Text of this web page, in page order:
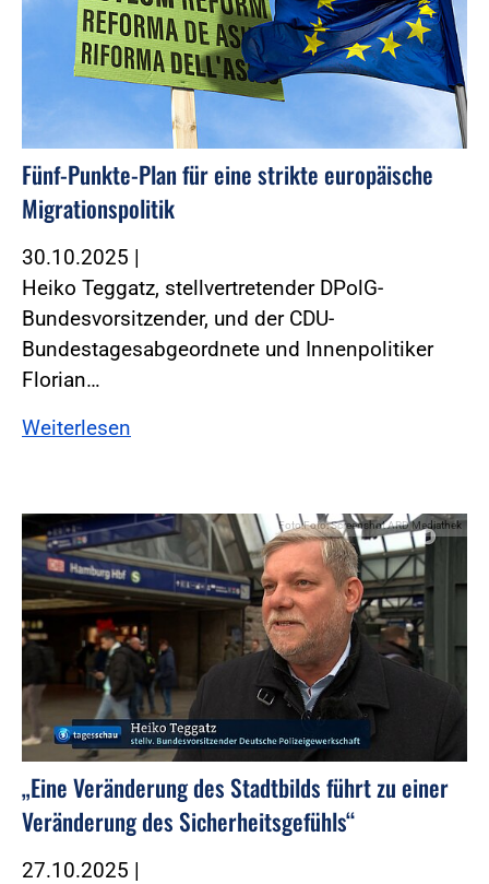
Fünf-Punkte-Plan für eine strikte europäische
Migrationspolitik
30.10.2025 |
Heiko Teggatz, stellvertretender DPolG-
Bundesvorsitzender, und der CDU-
Bundestagesabgeordnete und Innenpolitiker
Florian…
Weiterlesen
Foto:Foto: Screenshot ARD Mediathek
„Eine Veränderung des Stadtbilds führt zu einer
Veränderung des Sicherheitsgefühls“
27.10.2025 |